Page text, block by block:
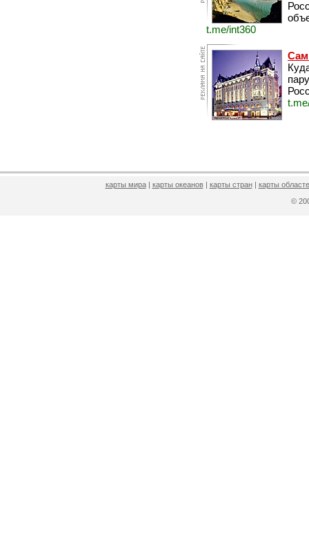
t.me/int360
карты мира| карты океанов| карты стран| карты
©